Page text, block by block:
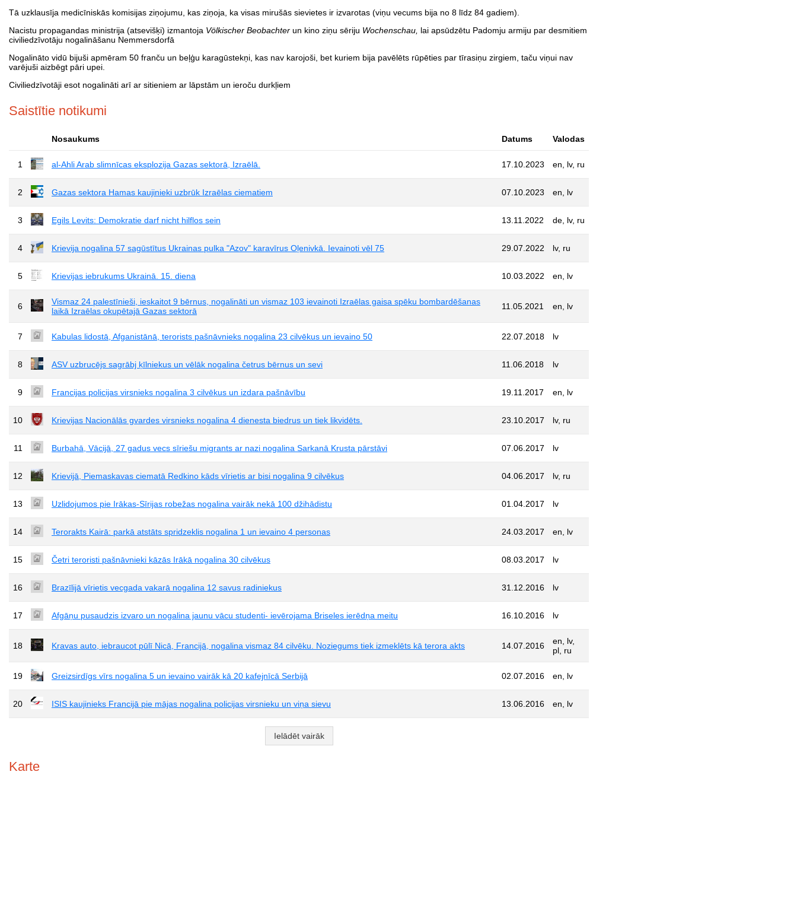
Tā uzklausīja medicīniskās komisijas ziņojumu, kas ziņoja, ka visas mirušās sievietes ir izvarotas (viņu vecums bija no 8 līdz 84 gadiem).
Nacistu propagandas ministrija (atsevišķi) izmantoja Völkischer Beobachter un kino ziņu sēriju Wochenschau, lai apsūdzētu Padomju armiju par desmitiem
civiliedzīvotāju nogalināšanu Nemmersdorfā
Nogalināto vidū bijuši apmēram 50 franču un beļģu karagūstekņi, kas nav karojoši, bet kuriem bija pavēlēts rūpēties par tīrasiņu zirgiem, taču viņui nav
varējuši aizbēgt pāri upei.
Civiliedzīvotāji esot nogalināti arī ar sitieniem ar lāpstām un ieroču durkļiem
Saistītie notikumi
Nosaukums Datums Valodas
1 al-Ahli Arab slimnīcas eksplozija Gazas sektorā, Izraēlā. 17.10.2023 en, lv, ru
2 Gazas sektora Hamas kaujinieki uzbrūk Izraēlas ciematiem 07.10.2023 en, lv
3 Egils Levits: Demokratie darf nicht hilflos sein 13.11.2022 de, lv, ru
4 Krievija nogalina 57 sagūstītus Ukrainas pulka "Azov" karavīrus Oļenivkā. Ievainoti vēl 75 29.07.2022 lv, ru
5 Krievijas iebrukums Ukrainā. 15. diena 10.03.2022 en, lv
6
Vismaz 24 palestīnieši, ieskaitot 9 bērnus, nogalināti un vismaz 103 ievainoti Izraēlas gaisa spēku bombardēšanas
laikā Izraēlas okupētajā Gazas sektorā
11.05.2021 en, lv
7 Kabulas lidostā, Afganistānā, terorists pašnāvnieks nogalina 23 cilvēkus un ievaino 50 22.07.2018 lv
8 ASV uzbrucējs sagrābj ķīlniekus un vēlāk nogalina četrus bērnus un sevi 11.06.2018 lv
9 Francijas policijas virsnieks nogalina 3 cilvēkus un izdara pašnāvību 19.11.2017 en, lv
10 Krievijas Nacionālās gvardes virsnieks nogalina 4 dienesta biedrus un tiek likvidēts. 23.10.2017 lv, ru
11 Burbahā, Vācijā, 27 gadus vecs sīriešu migrants ar nazi nogalina Sarkanā Krusta pārstāvi 07.06.2017 lv
12 Krievijā, Piemaskavas ciematā Redkino kāds vīrietis ar bisi nogalina 9 cilvēkus 04.06.2017 lv, ru
13 Uzlidojumos pie Irākas-Sīrijas robežas nogalina vairāk nekā 100 džihādistu 01.04.2017 lv
14 Terorakts Kairā: parkā atstāts spridzeklis nogalina 1 un ievaino 4 personas 24.03.2017 en, lv
15 Četri teroristi pašnāvnieki kāzās Irākā nogalina 30 cilvēkus 08.03.2017 lv
16 Brazīlijā vīrietis vecgada vakarā nogalina 12 savus radiniekus 31.12.2016 lv
17 Afgāņu pusaudzis izvaro un nogalina jaunu vācu studenti- ievērojama Briseles ierēdņa meitu 16.10.2016 lv
18 Kravas auto, iebraucot pūlī Nicā, Francijā, nogalina vismaz 84 cilvēku. Noziegums tiek izmeklēts kā terora akts 14.07.2016
en, lv,
pl, ru
19 Greizsirdīgs vīrs nogalina 5 un ievaino vairāk kā 20 kafejnīcā Serbijā 02.07.2016 en, lv
20 ISIS kaujinieks Francijā pie mājas nogalina policijas virsnieku un viņa sievu 13.06.2016 en, lv
Ielādēt vairāk
Karte